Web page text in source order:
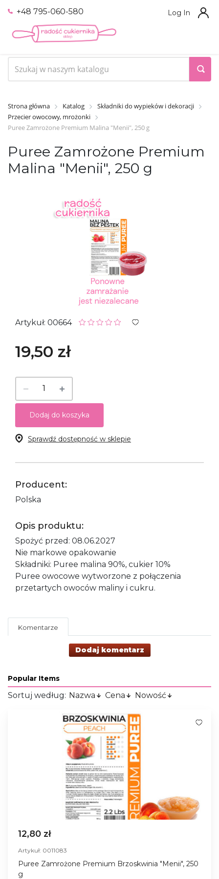
+48 795-060-580 Log In
Strona główna Katalog
Składniki do wypieków i dekoracji
Przecier owocowy, mrożonki
Puree Zamrożone Premium Malina "Menii", 250 g
Puree Zamrożone Premium
Malina "Menii", 250 g
Artykuł: 00664
19,50 zł
Dodaj do koszyka
Sprawdź dostępność w sklepie
Producent:
Polska
Opis produktu:
Spożyć przed: 08.06.2027
Nie markowe opakowanie
Składniki: Puree malina 90%, cukier 10%
Puree owocowe wytworzone z połączenia
przetartych owoców maliny i cukru.
Komentarze
Dodaj komentarz
Popular Items
Sortuj według: Nazwa Cena Nowość
12,80 zł
Artykuł: 0011083
Puree Zamrożone Premium Brzoskwinia "Menii", 250
g